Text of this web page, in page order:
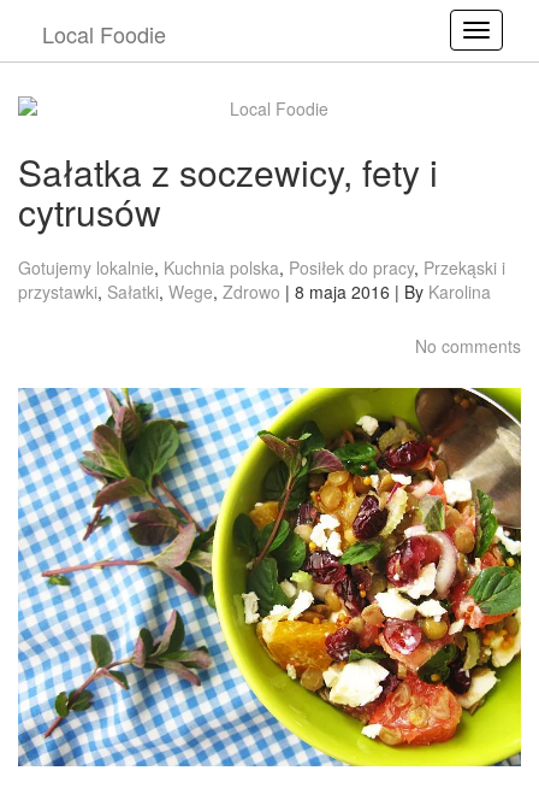
Local Foodie
Sałatka z soczewicy, fety i
cytrusów
Gotujemy lokalnie, Kuchnia polska, Posiłek do pracy, Przekąski i
przystawki, Sałatki, Wege, Zdrowo | 8 maja 2016 | By Karolina
No comments